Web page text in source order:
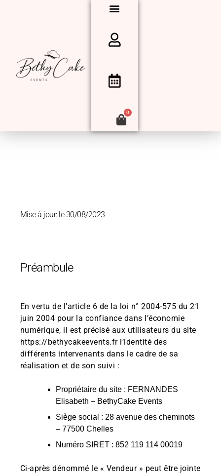
0
Mise à jour: le 30/08/2023
Préambule
En vertu de l’article 6 de la loi n° 2004-575 du 21
juin 2004 pour la confiance dans l’économie
numérique, il est précisé aux utilisateurs du site
https://bethycakeevents.fr l’identité des
différents intervenants dans le cadre de sa
réalisation et de son suivi :
Propriétaire du site : FERNANDES
Elisabeth – BethyCake Events
Siège social : 28 avenue des cheminots
– 77500 Chelles
Numéro SIRET : 852 119 114 00019
Ci-après dénommé le « Vendeur » peut être jointe